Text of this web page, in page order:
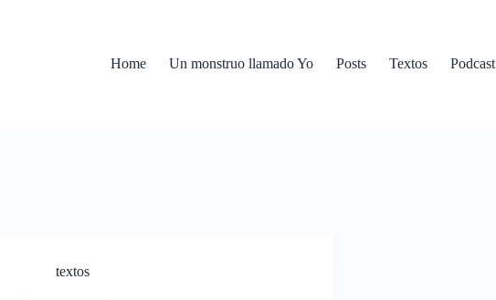
Home Un monstruo llamado Yo Posts Textos Podcast
textos